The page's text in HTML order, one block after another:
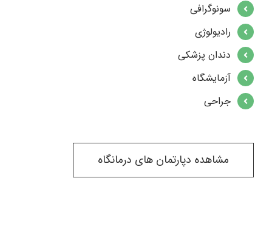
سونوگرافی
رادیولوژی
دندان پزشکی
آزمایشگاه
جراحی
مشاهده دپارتمان های درمانگاه